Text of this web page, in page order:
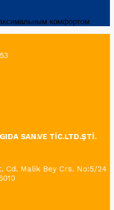
комфортом
SAN.VE TİC.LTD.ŞTİ.
Cd. Malik Bey Crs. No:5/24